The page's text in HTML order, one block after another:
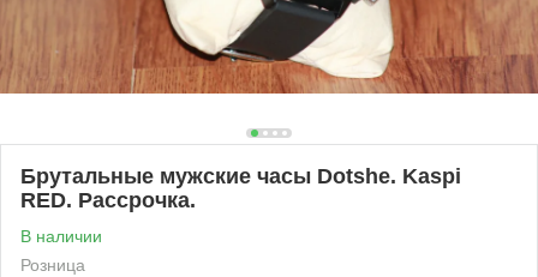
Брутальные мужские часы Dotshe. Kaspi
RED. Рассрочка.
В наличии
Розница